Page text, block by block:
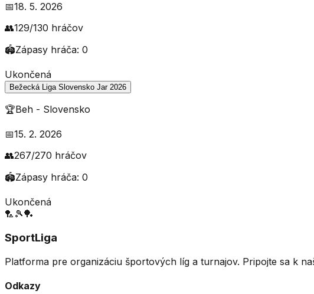
📅18. 5. 2026
👥129/130 hráčov
🏟️Zápasy hráča: 0
Ukončená
Bežecká Liga Slovensko Jar 2026
🏆Beh - Slovensko
📅15. 2. 2026
👥267/270 hráčov
🏟️Zápasy hráča: 0
Ukončená
🏸 🎾🏓
SportLiga
Platforma pre organizáciu športových líg a turnajov. Pripojte sa k
Odkazy